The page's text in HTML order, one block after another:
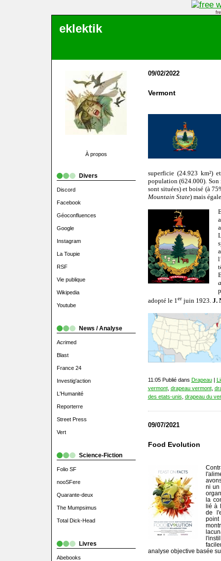
eklektik
À propos
Divers
Discord
Facebook
Géoconfluences
Google
Instagram
La Toupie
RSF
Vie publique
Wikipedia
Youtube
News / Analyse
Acrimed
Blast
France 24
Investig'action
L'Humanité
Reporterre
Street Press
Vert
Science-Fiction
Folio SF
nooSFere
Quarante-deux
The Mumpsimus
Total Dick-Head
Livres
Abebooks
09/02/2022
Vermont
superficie (24.923 km²)
population (624.000).
sont situées) et boisé (à
Mountain State) mais
adopté le 1 erjuin 1923. J.
11:05 Publié dans Drapeau|
vermont, drapeau vermont,
des etats-unis drapeau du
09/07/2021
Food Evolution
ni un
la
lié à
de
point
analyse objective basée